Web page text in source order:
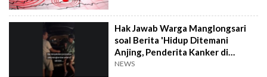
Hak Jawab Warga Manglongsari
soal Berita 'Hidup Ditemani
Anjing, Penderita Kanker di
Wonosobo Diamuk Warga'
NEWS